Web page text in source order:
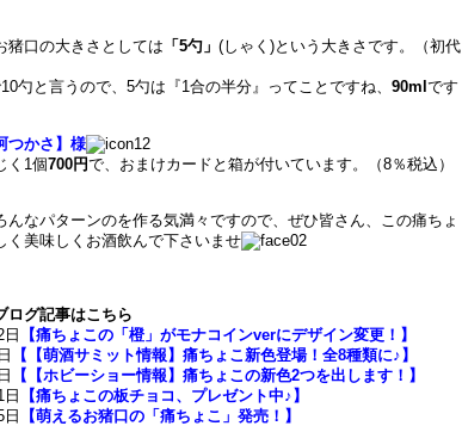
猪口の大きさとしては 「5勺」 (しゃく)という大きさです。（初代
勺と言うので、5勺は『1合の半分』ってことですね、 90ml です
つかさ】様
く1個700円で、おまけカードと箱が付いています。（8％税込）
んなパターンのを作る気満々ですので、ぜひ皆さん、この痛ちょ
く美味しくお酒飲んで下さいませ
グ記事はこちら
【痛ちょこの「橙」がモナコインverにデザイン変更！】
【【萌酒サミット情報】痛ちょこ新色登場！全8種類に♪】
【【ホビーショー情報】痛ちょこの新色2つを出します！】
【痛ちょこの板チョコ、プレゼント中♪】
【萌えるお猪口の「痛ちょこ」発売！】